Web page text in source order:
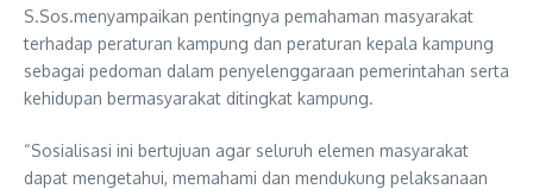
S.Sos.menyampaikan pentingnya pemahaman masyarakat
terhadap peraturan kampung dan peraturan kepala kampung
sebagai pedoman dalam penyelenggaraan pemerintahan serta
kehidupan bermasyarakat ditingkat kampung.
“Sosialisasi ini bertujuan agar seluruh elemen masyarakat
dapat mengetahui, memahami dan mendukung pelaksanaan